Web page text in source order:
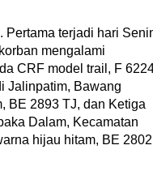
Pertama terjadi hari
mengalami
CRF model trail, F
Jalinpatim, Bawang
BE 2893 TJ, dan Ketiga
Dalam, Kecamatan
hijau hitam, BE 2802